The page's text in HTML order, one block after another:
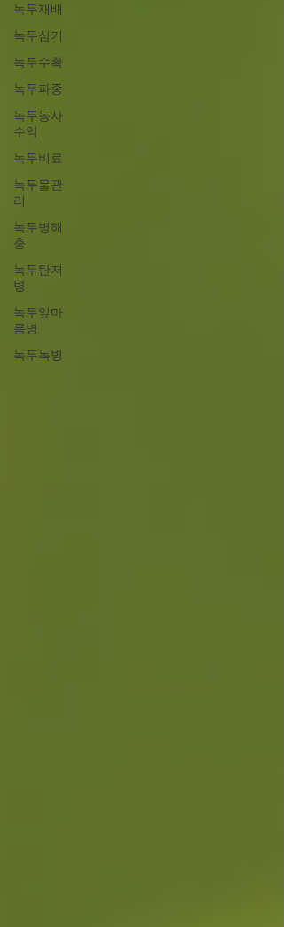
녹두재배
녹두심기
녹두수확
녹두파종
녹두농사
수익
녹두비료
녹두물관
리
녹두병해
충
녹두탄저
병
녹두잎마
름병
녹두녹병